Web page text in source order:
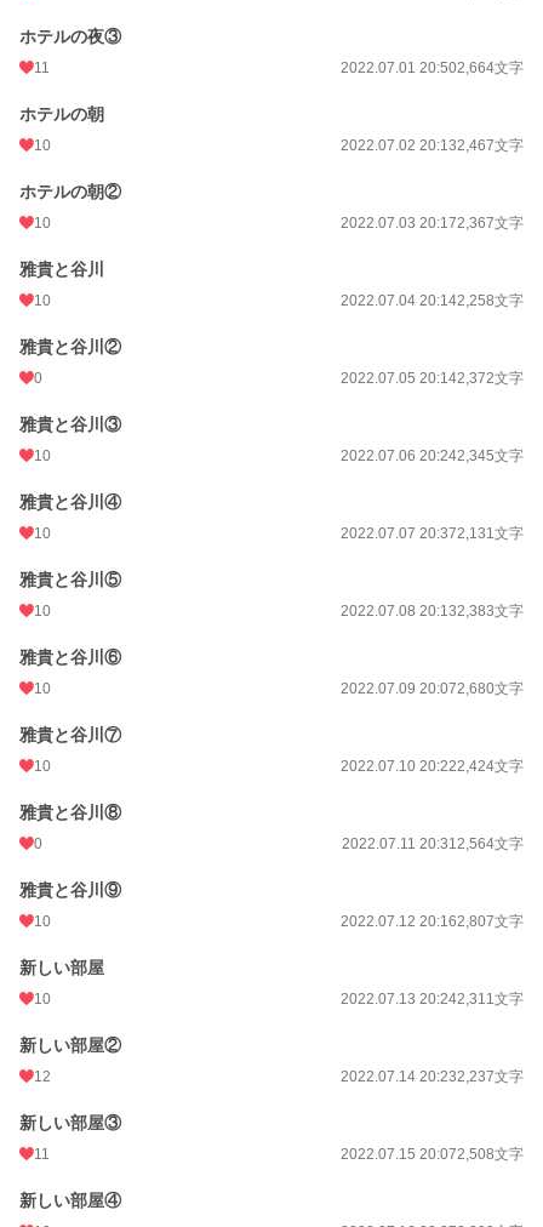
ホテルの夜③
11 2022.07.01 20:502,664文字
ホテルの朝
10 2022.07.02 20:132,467文字
ホテルの朝②
10 2022.07.03 20:172,367文字
雅貴と谷川
10 2022.07.04 20:142,258文字
雅貴と谷川②
0 2022.07.05 20:142,372文字
雅貴と谷川③
10 2022.07.06 20:242,345文字
雅貴と谷川④
10 2022.07.07 20:372,131文字
雅貴と谷川⑤
10 2022.07.08 20:132,383文字
雅貴と谷川⑥
10 2022.07.09 20:072,680文字
雅貴と谷川⑦
10 2022.07.10 20:222,424文字
雅貴と谷川⑧
0 2022.07.11 20:312,564文字
雅貴と谷川⑨
10 2022.07.12 20:162,807文字
新しい部屋
10 2022.07.13 20:242,311文字
新しい部屋②
12 2022.07.14 20:232,237文字
新しい部屋③
11 2022.07.15 20:072,508文字
新しい部屋④